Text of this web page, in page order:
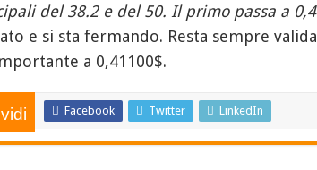
del 38.2 e del 50. Il primo passa a
e si sta fermando. Resta sempre
a 0,41100$.
Facebook Twitter LinkedIn